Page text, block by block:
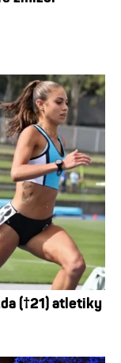
(†21) atletiky